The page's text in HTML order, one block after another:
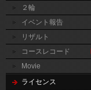
２輪
イベント報告
リザルト
コースレコード
Movie
ライセンス